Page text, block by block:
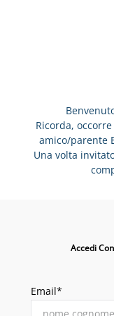
Ricorda,
amico/parente
Una volta
Accedi
Email*